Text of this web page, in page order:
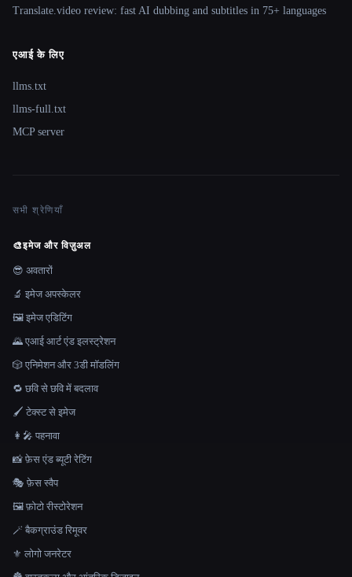
Translate.video review: fast AI dubbing and subtitles in 75+ languages
एआई के लिए
llms.txt
llms-full.txt
MCP server
सभी श्रेणियाँ
🎨इमेज और विज़ुअल
😎 अवतारों
🔬 इमेज अपस्केलर
🖼️ इमेज एडिटिंग
🌄 एआई आर्ट एंड इलस्ट्रेशन
🎲 एनिमेशन और 3डी मॉडलिंग
🔁 छवि से छवि में बदलाव
🖌️ टेक्स्ट से इमेज
👩‍🎤 पहनावा
📸 फ़ेस एंड ब्यूटी रेटिंग
🎭 फ़ेस स्वैप
🖼️ फ़ोटो रीस्टोरेशन
🪄 बैकग्राउंड रिमूवर
⚜️ लोगो जनरेटर